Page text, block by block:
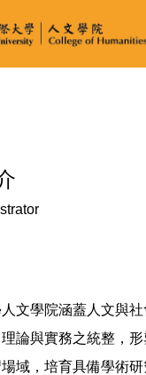
文學院涵蓋人文與社
論與實務之統整，
域，培育具備學術